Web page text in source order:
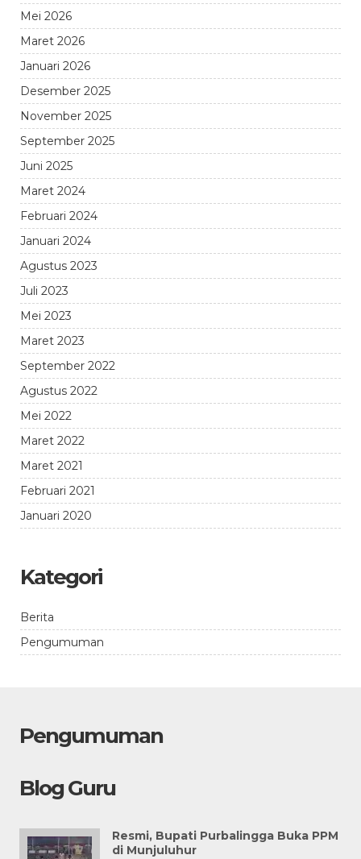
Mei 2026
Maret 2026
Januari 2026
Desember 2025
November 2025
September 2025
Juni 2025
Maret 2024
Februari 2024
Januari 2024
Agustus 2023
Juli 2023
Mei 2023
Maret 2023
September 2022
Agustus 2022
Mei 2022
Maret 2022
Maret 2021
Februari 2021
Januari 2020
Kategori
Berita
Pengumuman
Pengumuman
Blog Guru
Resmi, Bupati Purbalingga Buka PPM
di Munjuluhur